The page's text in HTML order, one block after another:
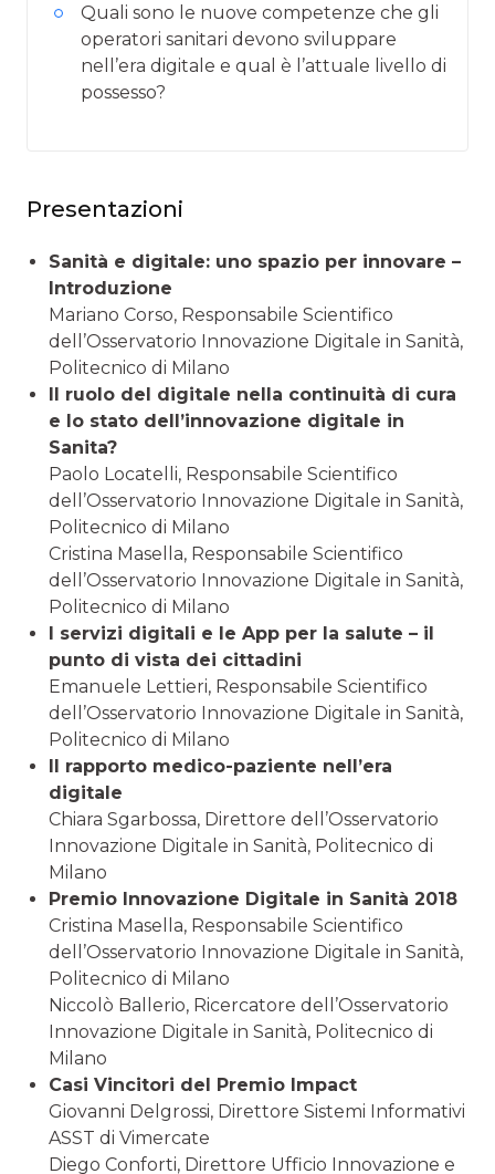
Quali sono le nuove competenze che gli
operatori sanitari devono sviluppare
nell’era digitale e qual è l’attuale livello di
possesso?
Presentazioni
Sanità e digitale: uno spazio per innovare –
Introduzione
Mariano Corso, Responsabile Scientifico
dell’Osservatorio Innovazione Digitale in Sanità,
Politecnico di Milano
Il ruolo del digitale nella continuità di cura
e lo stato dell’innovazione digitale in
Sanita?
Paolo Locatelli, Responsabile Scientifico
dell’Osservatorio Innovazione Digitale in Sanità,
Politecnico di Milano
Cristina Masella, Responsabile Scientifico
dell’Osservatorio Innovazione Digitale in Sanità,
Politecnico di Milano
I servizi digitali e le App per la salute – il
punto di vista dei cittadini
Emanuele Lettieri, Responsabile Scientifico
dell’Osservatorio Innovazione Digitale in Sanità,
Politecnico di Milano
Il rapporto medico-paziente nell’era
digitale
Chiara Sgarbossa, Direttore dell’Osservatorio
Innovazione Digitale in Sanità, Politecnico di
Milano
Premio Innovazione Digitale in Sanità 2018
Cristina Masella, Responsabile Scientifico
dell’Osservatorio Innovazione Digitale in Sanità,
Politecnico di Milano
Niccolò Ballerio, Ricercatore dell’Osservatorio
Innovazione Digitale in Sanità, Politecnico di
Milano
Casi Vincitori del Premio Impact
Giovanni Delgrossi, Direttore Sistemi Informativi
ASST di Vimercate
Diego Conforti, Direttore Ufficio Innovazione e